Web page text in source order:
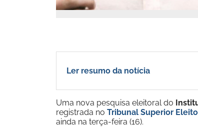
Ler resumo da notícia
Uma nova pesquisa eleitoral do
registrada no Tribunal Superior
ainda na terça-feira (16).